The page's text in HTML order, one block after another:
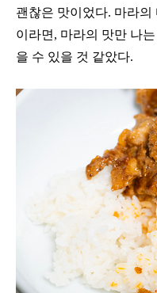
괜찮은 맛이었다. 마라
이라면, 마라의 맛만 나
을 수 있을 것 같았다.